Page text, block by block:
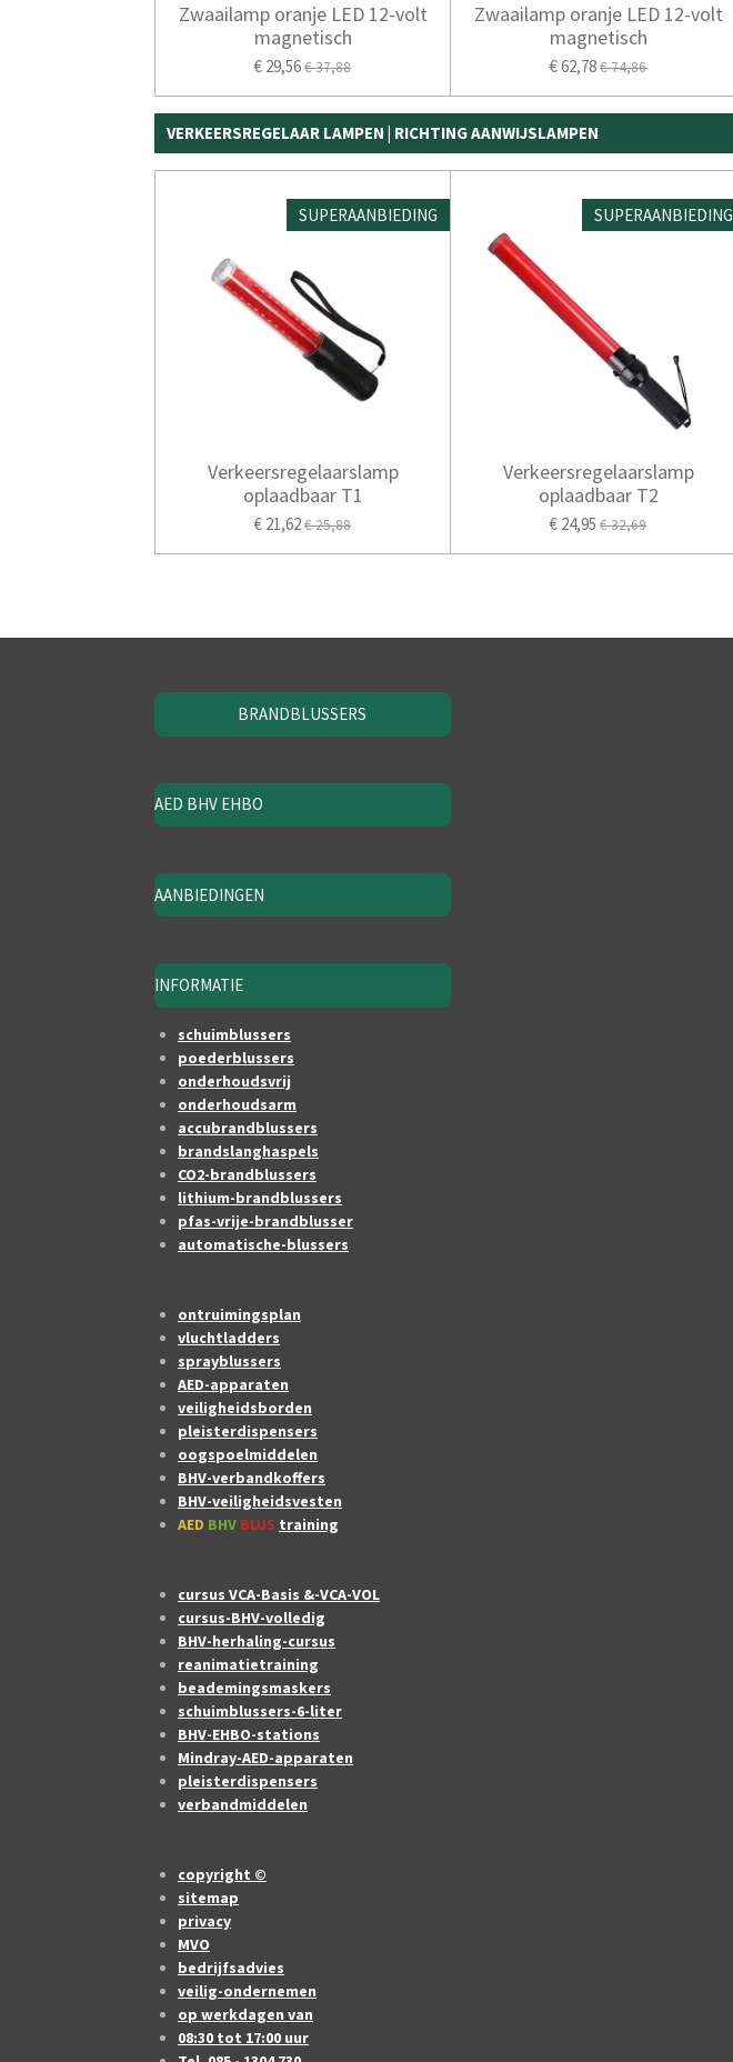
Zwaailamp oranje LED 12-volt
magnetisch
€ 29,56€ 37,88
Zwaailamp oranje LED 12-volt
magnetisch
€ 62,78€ 74,86
VERKEERSREGELAAR LAMPEN | RICHTING AANWIJSLAMPEN
SUPERAANBIEDING
Verkeersregelaarslamp
oplaadbaar T1
€ 21,62€ 25,88
SUPERAANBIEDING
Verkeersregelaarslamp
oplaadbaar T2
€ 24,95 € 32,69
BRANDBLUSSERS
AED BHV EHBO
AANBIEDINGEN
INFORMATIE
schuimblussers
poederblussers
onderhoudsvrij
onderhoudsarm
accubrandblussers
brandslanghaspels
CO2-brandblussers
lithium-brandblussers
pfas-vrije-brandblusser
automatische-blussers
ontruimingsplan
vluchtladders
sprayblussers
AED-apparaten
veiligheidsborden
pleisterdispensers
oogspoelmiddelen
BHV-verbandkoffers
BHV-veiligheidsvesten
AED BHV BLUS training
cursus VCA-Basis &-VCA-VOL
cursus-BHV-volledig
BHV-herhaling-cursus
reanimatietraining
beademingsmaskers
schuimblussers-6-liter
BHV-EHBO-stations
Mindray-AED-apparaten
pleisterdispensers
verbandmiddelen
copyright ©
sitemap
privacy
MVO
bedrijfsadvies
veilig-ondernemen
op werkdagen van
08:30 tot 17:00 uur